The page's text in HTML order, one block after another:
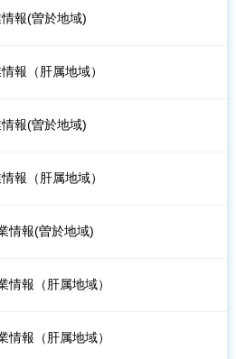
報(曽於地域)
報（肝属地域）
報(曽於地域)
報（肝属地域）
情報(曽於地域)
情報（肝属地域）
情報（肝属地域）